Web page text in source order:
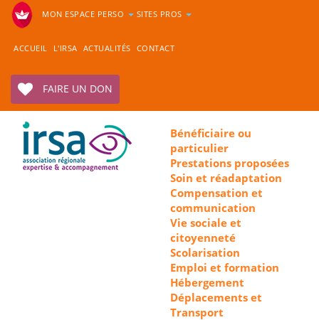
MON ESPACE PERSO SITES PROS
ACCUEIL L'IRSA ACTUALITÉS CONTACT
FAIRE UN DON
Bénéficiaire ou
particulier
Prestations proposées
Soin et réadaptation
Compensation et
communication
Vie sociale et
citoyenneté
Scolarisation
Emploi et formation
Hébergement
Déplacements et
Transport